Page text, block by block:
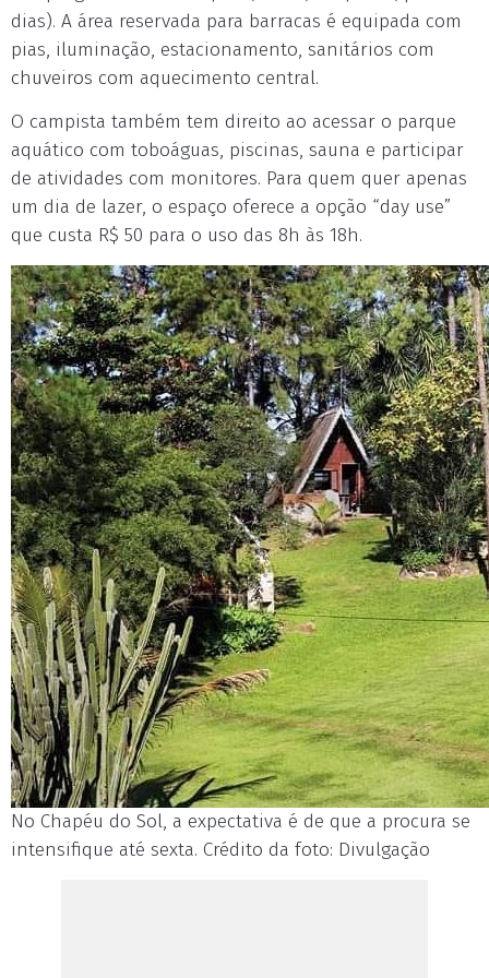
dias). A área reservada para barracas é equipada com
pias, iluminação, estacionamento, sanitários com
chuveiros com aquecimento central.
O campista também tem direito ao acessar o parque
aquático com toboáguas, piscinas, sauna e participar
de atividades com monitores. Para quem quer apenas
um dia de lazer, o espaço oferece a opção “day use”
que custa R$ 50 para o uso das 8h às 18h.
No Chapéu do Sol, a expectativa é de que a procura se
intensifique até sexta. Crédito da foto: Divulgação